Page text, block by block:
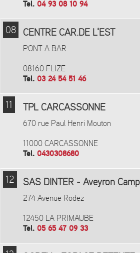
Tel. 04 93 08 10 94
08 CENTRE CAR.DE L'EST
PONT A BAR
08160 FLIZE
Tel. 03 24 54 51 46
11 TPL CARCASSONNE
670 rue Paul Henri Mouton
11000 CARCASSONNE
Tel. 0430308680
12 SAS DINTER - Aveyron
274 Avenue Rodez
12450 LA PRIMAUBE
Tel. 05 65 47 09 33